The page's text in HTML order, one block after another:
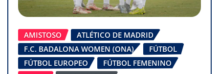
AMISTOSO
ATLÉTICO DE MADRID
F.C. BADALONA WOMEN (ONA)
FÚTBOL
FÚTBOL EUROPEO
FÚTBOL FEMENINO